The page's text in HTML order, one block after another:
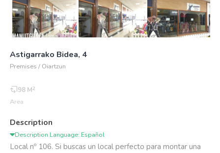
Astigarrako Bidea, 4
Premises / Oiartzun
98 M2
Area
Description
Description Language: Español
Local nº 106. Si buscas un local perfecto para montar una